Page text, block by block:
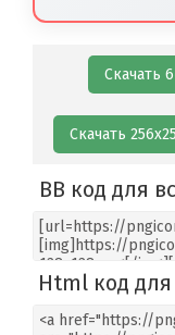
Скачать
Скачать
BB код для
Html код